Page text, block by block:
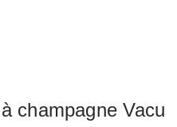
champagne Vacu